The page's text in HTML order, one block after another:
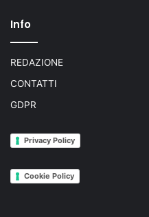
Info
REDAZIONE
CONTATTI
GDPR
Privacy Policy
Cookie Policy